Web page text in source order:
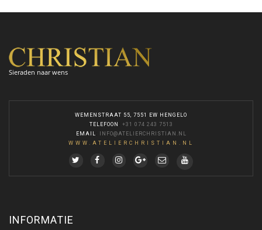
Sieraden naar wens
WEMENSTRAAT 55, 7551 EW HENGELO
TELEFOON
+31 074 243 7513
EMAIL
INFO@ATELIERCHRISTIAN.NL
WWW.ATELIERCHRISTIAN.NL
INFORMATIE